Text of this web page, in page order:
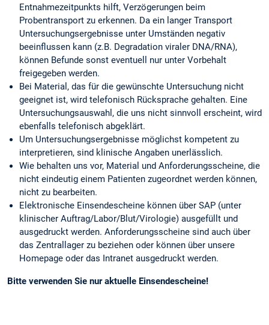
Entnahmezeitpunkts hilft, Verzögerungen beim
Probentransport zu erkennen. Da ein langer Transport
Untersuchungsergebnisse unter Umständen negativ
beeinflussen kann (z.B. Degradation viraler DNA/RNA),
können Befunde sonst eventuell nur unter Vorbehalt
freigegeben werden.
Bei Material, das für die gewünschte Untersuchung nicht
geeignet ist, wird telefonisch Rücksprache gehalten. Eine
Untersuchungsauswahl, die uns nicht sinnvoll erscheint, wird
ebenfalls telefonisch abgeklärt.
Um Untersuchungsergebnisse möglichst kompetent zu
interpretieren, sind klinische Angaben unerlässlich.
Wie behalten uns vor, Material und Anforderungsscheine, die
nicht eindeutig einem Patienten zugeordnet werden können,
nicht zu bearbeiten.
Elektronische Einsendescheine können über SAP (unter
klinischer Auftrag/Labor/Blut/Virologie) ausgefüllt und
ausgedruckt werden. Anforderungsscheine sind auch über
das Zentrallager zu beziehen oder können über unsere
Homepage oder das Intranet ausgedruckt werden.
Bitte verwenden Sie nur aktuelle Einsendescheine!